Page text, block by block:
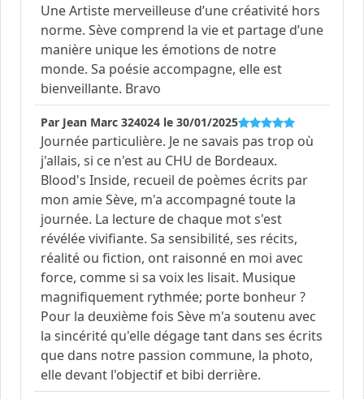
Une Artiste merveilleuse d’une créativité hors
norme. Sève comprend la vie et partage d’une
manière unique les émotions de notre
monde. Sa poésie accompagne, elle est
bienveillante. Bravo
Par Jean Marc 324024 le 30/01/2025
Journée particulière. Je ne savais pas trop où
j'allais, si ce n'est au CHU de Bordeaux.
Blood's Inside, recueil de poèmes écrits par
mon amie Sève, m'a accompagné toute la
journée. La lecture de chaque mot s'est
révélée vivifiante. Sa sensibilité, ses récits,
réalité ou fiction, ont raisonné en moi avec
force, comme si sa voix les lisait. Musique
magnifiquement rythmée; porte bonheur ?
Pour la deuxième fois Sève m'a soutenu avec
la sincérité qu'elle dégage tant dans ses écrits
que dans notre passion commune, la photo,
elle devant l'objectif et bibi derrière.